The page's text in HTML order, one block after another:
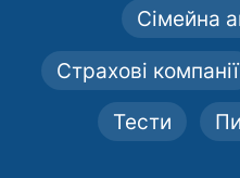
Сімейна
Страхові компанії
Тести